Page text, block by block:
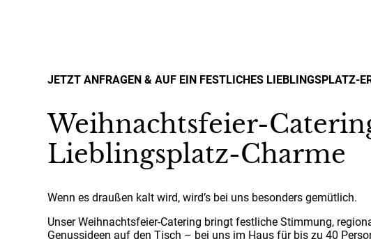
JETZT ANFRAGEN & AUF EIN FESTLICHES LIEBLINGSPLATZ-
Weihnachtsfeier-
Lieblingsplatz-Charme
Wenn es draußen kalt wird, wird’s bei uns besonders gemütlich.
Unser Weihnachtsfeier-Catering bringt festliche Stimmung,
Genussideen auf den Tisch – bei uns im Haus für bis zu 40